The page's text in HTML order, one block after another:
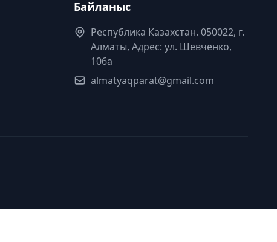
Байланыс
Республика Казахстан. 050022, г.
Алматы, Адрес: ул. Шевченко,
106а
almatyaqparat@gmail.com